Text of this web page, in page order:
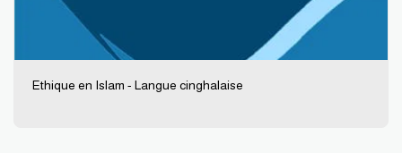
Ethique en Islam - Langue cinghalaise